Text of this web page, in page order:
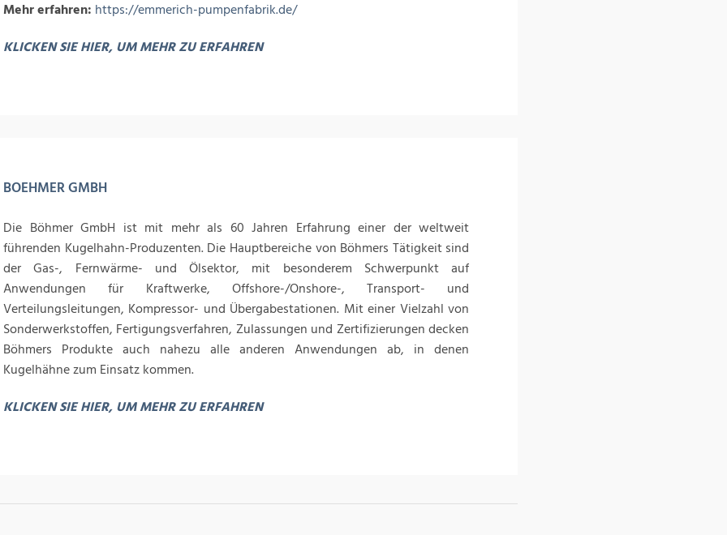
Mehr erfahren: https://emmerich-pumpenfabrik.de/
KLICKEN SIE HIER, UM MEHR ZU ERFAHREN
BOEHMER GMBH
Die Böhmer GmbH ist mit mehr als 60 Jahren Erfahrung einer der weltweit
führenden Kugelhahn-Produzenten. Die Hauptbereiche von Böhmers Tätigkeit sind
der Gas-, Fernwärme- und Ölsektor, mit besonderem Schwerpunkt auf
Anwendungen für Kraftwerke, Offshore-/Onshore-, Transport- und
Verteilungsleitungen, Kompressor- und Übergabestationen. Mit einer Vielzahl von
Sonderwerkstoffen, Fertigungsverfahren, Zulassungen und Zertifizierungen decken
Böhmers Produkte auch nahezu alle anderen Anwendungen ab, in denen
Kugelhähne zum Einsatz kommen.
KLICKEN SIE HIER, UM MEHR ZU ERFAHREN